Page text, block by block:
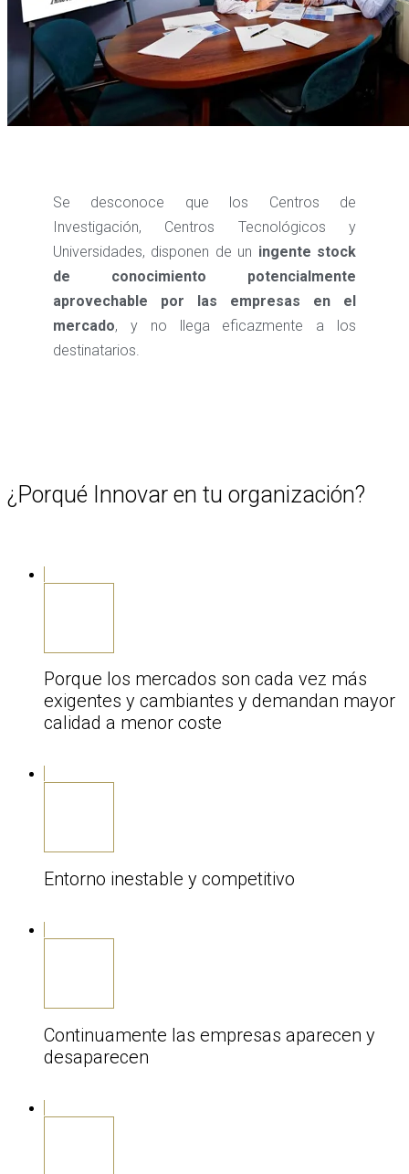
Se desconoce que los Centros de
Investigación, Centros Tecnológicos y
Universidades, disponen de un ingente stock
de conocimiento potencialmente
aprovechable por las empresas en el
mercado, y no llega eficazmente a los
destinatarios.
¿Porqué Innovar en tu organización?
Porque los mercados son cada vez más
exigentes y cambiantes y demandan mayor
calidad a menor coste
Entorno inestable y competitivo
Continuamente las empresas aparecen y
desaparecen